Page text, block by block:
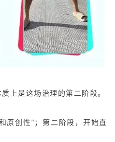
上是这场治理的第二阶段。
原创性”；第二阶段，开始直